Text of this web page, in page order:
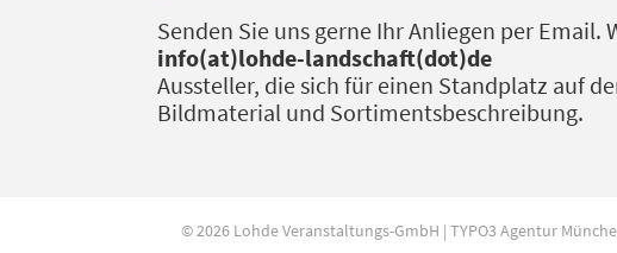
Senden Sie uns gerne Ihr Anliegen per
info(at)lohde-landschaft(dot)de
Aussteller, die sich für einen Standplatz auf
Bildmaterial und Sortimentsbeschreibung.
© 2026 Lohde Veranstaltungs-GmbH | TYPO3 Agentur